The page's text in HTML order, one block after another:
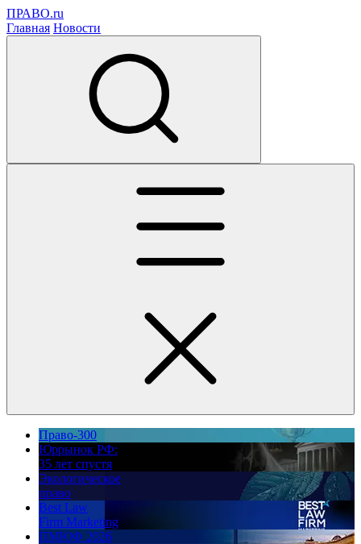
ПРАВО.ru
Главная Новости
Право-300
Юррынок РФ:
35 лет спустя
Экологическое
право
Best Law
Firm Marketing
ПМЮФ 2026